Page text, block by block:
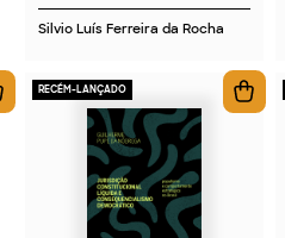
Silvio Luís Ferreira da Rocha
RECÉM-LANÇADO
2026